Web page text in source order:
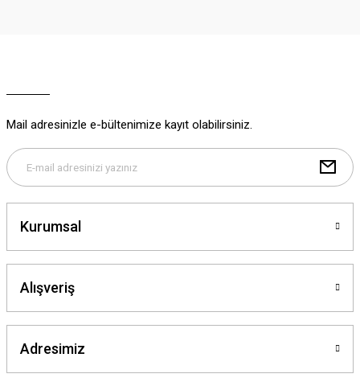
Bu ürüne benzer farklı alternatifler olmalı.
Mail adresinizle e-bültenimize kayıt olabilirsiniz.
Kurumsal
Alışveriş
Adresimiz